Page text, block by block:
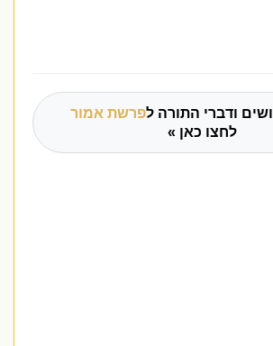
ודברי התורה לפרשת אמור
לחצו כאן »